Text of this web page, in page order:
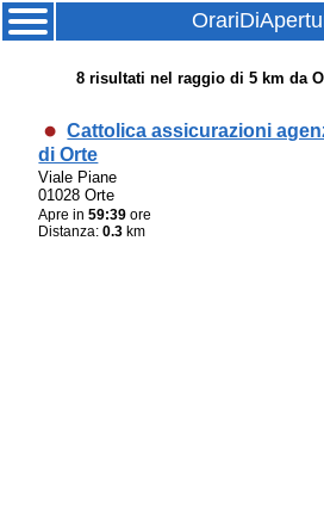
8risultati nel raggio di 5 km da
Cattolica assicurazioni
di Orte
Viale Piane
01028 Orte
Apre in59:39 ore
Distanza:0.3 km